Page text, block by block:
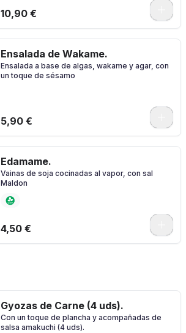
10,90 €
Ensalada de Wakame.
Ensalada a base de algas, wakame y agar, con
un toque de sésamo
5,90 €
Edamame.
Vainas de soja cocinadas al vapor, con sal
Maldon
4,50 €
Gyozas de Carne (4 uds).
Con un toque de plancha y acompañadas de
salsa amakuchi (4 uds).